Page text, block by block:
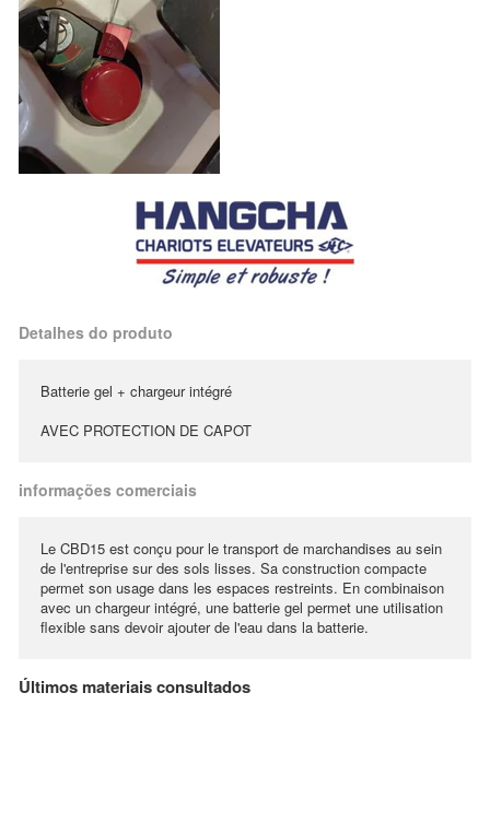
Detalhes do produto
Batterie gel + chargeur intégré
AVEC PROTECTION DE CAPOT
informações comerciais
Le CBD15 est conçu pour le transport de marchandises au sein
de l'entreprise sur des sols lisses. Sa construction compacte
permet son usage dans les espaces restreints. En combinaison
avec un chargeur intégré, une batterie gel permet une utilisation
flexible sans devoir ajouter de l'eau dans la batterie.
Últimos materiais consultados